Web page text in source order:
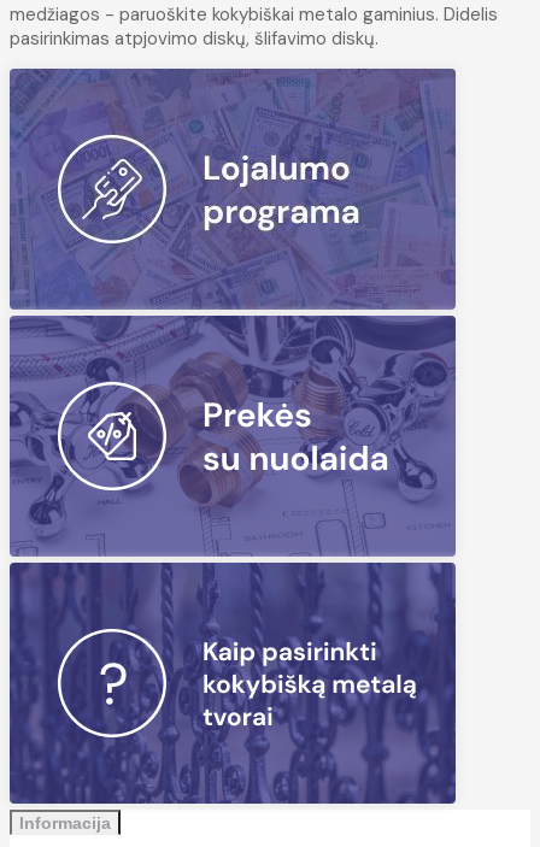
medžiagos - paruoškite kokybiškai metalo gaminius. Didelis
pasirinkimas atpjovimo diskų, šlifavimo diskų.
Informacija